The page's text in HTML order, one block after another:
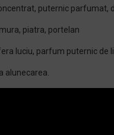
puternic parfumat,
piatra, portelan
luciu, parfum puternic de
alunecarea.